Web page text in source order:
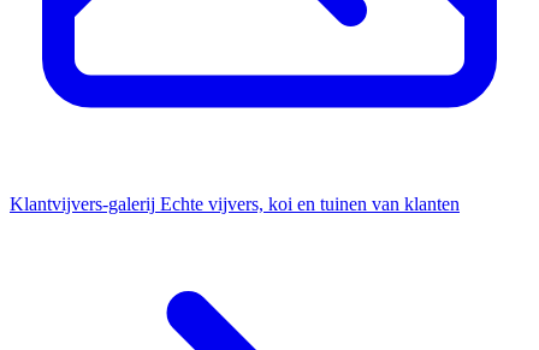
Klantvijvers-galerij Echte vijvers, koi en tuinen van klanten